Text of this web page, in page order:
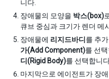
니다.
장애물의 모양을 박스(box)
큐브 중심과 크기가 렌더 메
장애물에 리지드바디 를 추
가(Add Component)를 선
디(Rigid Body)를 선택합니
마지막으로 에이전트가 장